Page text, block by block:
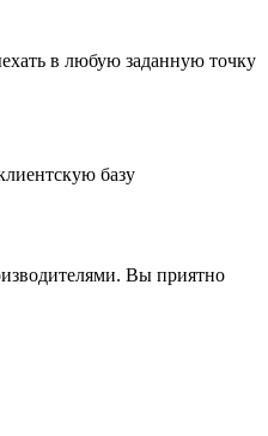
в любую заданную точку
базу
Вы приятно